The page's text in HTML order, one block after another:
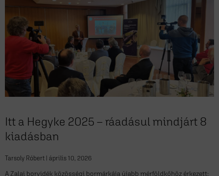
Itt a Hegyke 2025 – ráadásul mindjárt 8
kiadásban
Tarsoly Róbert április 10, 2026
A Zalai borvidék közösségi bormárkája újabb mérföldkőhöz érkezett: